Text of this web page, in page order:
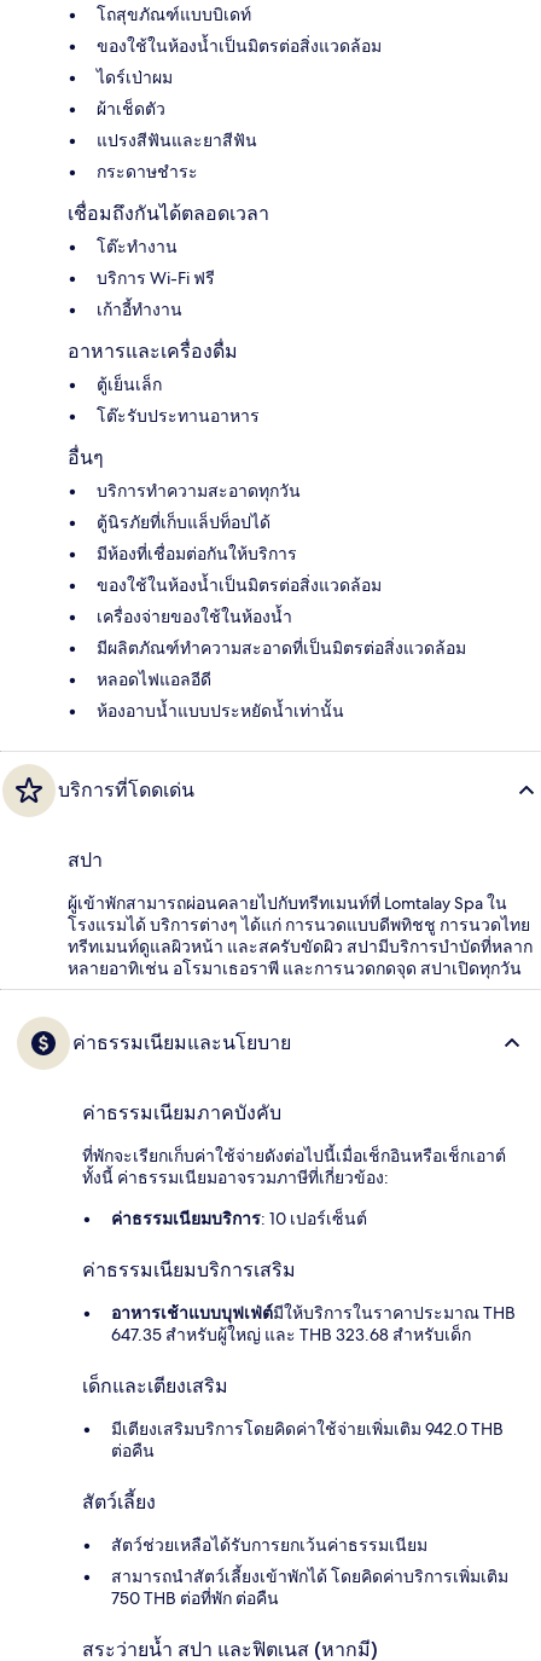
โถสุขภัณฑ์แบบบิเดท์
ของใช้ในห้องน้ำเป็นมิตรต่อสิ่งแวดล้อม
ไดร์เป่าผม
ผ้าเช็ดตัว
แปรงสีฟันและยาสีฟัน
กระดาษชำระ
เชื่อมถึงกันได้ตลอดเวลา
โต๊ะทำงาน
บริการ Wi-Fi ฟรี
เก้าอี้ทำงาน
อาหารและเครื่องดื่ม
ตู้เย็นเล็ก
โต๊ะรับประทานอาหาร
อื่นๆ
บริการทำความสะอาดทุกวัน
ตู้นิรภัยที่เก็บแล็ปท็อปได้
มีห้องที่เชื่อมต่อกันให้บริการ
ของใช้ในห้องน้ำเป็นมิตรต่อสิ่งแวดล้อม
เครื่องจ่ายของใช้ในห้องน้ำ
มีผลิตภัณฑ์ทำความสะอาดที่เป็นมิตรต่อสิ่งแวดล้อม
หลอดไฟแอลอีดี
ห้องอาบน้ำแบบประหยัดน้ำเท่านั้น
บริการที่โดดเด่น
สปา
ผู้เข้าพักสามารถผ่อนคลายไปกับทรีทเมนท์ที่ Lomtalay Spa ใน
โรงแรมได้ บริการต่างๆ ได้แก่ การนวดแบบดีพทิชชู การนวดไทย
ทรีทเมนท์ดูแลผิวหน้า และสครับขัดผิว สปามีบริการบำบัดที่หลาก
หลายอาทิเช่น อโรมาเธอราพี และการนวดกดจุด สปาเปิดทุกวัน
ค่าธรรมเนียมและนโยบาย
ค่าธรรมเนียมภาคบังคับ
ที่พักจะเรียกเก็บค่าใช้จ่ายดังต่อไปนี้เมื่อเช็กอินหรือเช็กเอาต์
ทั้งนี้ ค่าธรรมเนียมอาจรวมภาษีที่เกี่ยวข้อง:
ค่าธรรมเนียมบริการ: 10 เปอร์เซ็นต์
ค่าธรรมเนียมบริการเสริม
อาหารเช้าแบบบุฟเฟ่ต์มีให้บริการในราคาประมาณ THB
647.35 สำหรับผู้ใหญ่ และ THB 323.68 สำหรับเด็ก
เด็กและเตียงเสริม
มีเตียงเสริมบริการโดยคิดค่าใช้จ่ายเพิ่มเติม 942.0 THB
ต่อคืน
สัตว์เลี้ยง
สัตว์ช่วยเหลือได้รับการยกเว้นค่าธรรมเนียม
สามารถนำสัตว์เลี้ยงเข้าพักได้ โดยคิดค่าบริการเพิ่มเติม
750 THB ต่อที่พัก ต่อคืน
สระว่ายน้ำ สปา และฟิตเนส (หากมี)